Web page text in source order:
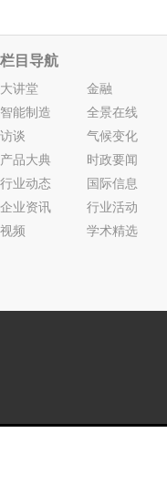
栏目导航
大讲堂 金融
智能制造
全景在线
访谈
气候变化
产品大典
时政要闻
行业动态
国际信息
企业资讯
行业活动
视频
学术精选